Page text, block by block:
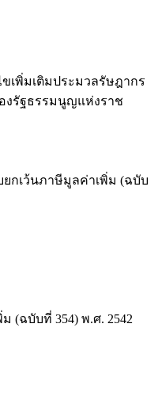
พิ่มเติมประมวลรัษฎากร
งรัฐธรรมนูญแห่งราช
กเว้นภาษีมูลค่าเพิ่ม (ฉบับ
(ฉบับที่ 354) พ.ศ. 2542